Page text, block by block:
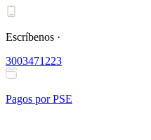
Ir
contenido
Escríbenos ·
3003471223
Pagos por PSE